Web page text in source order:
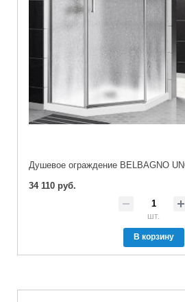
Душевое ограждение BELBAGNO
34 110 руб.
шт.
В корзину